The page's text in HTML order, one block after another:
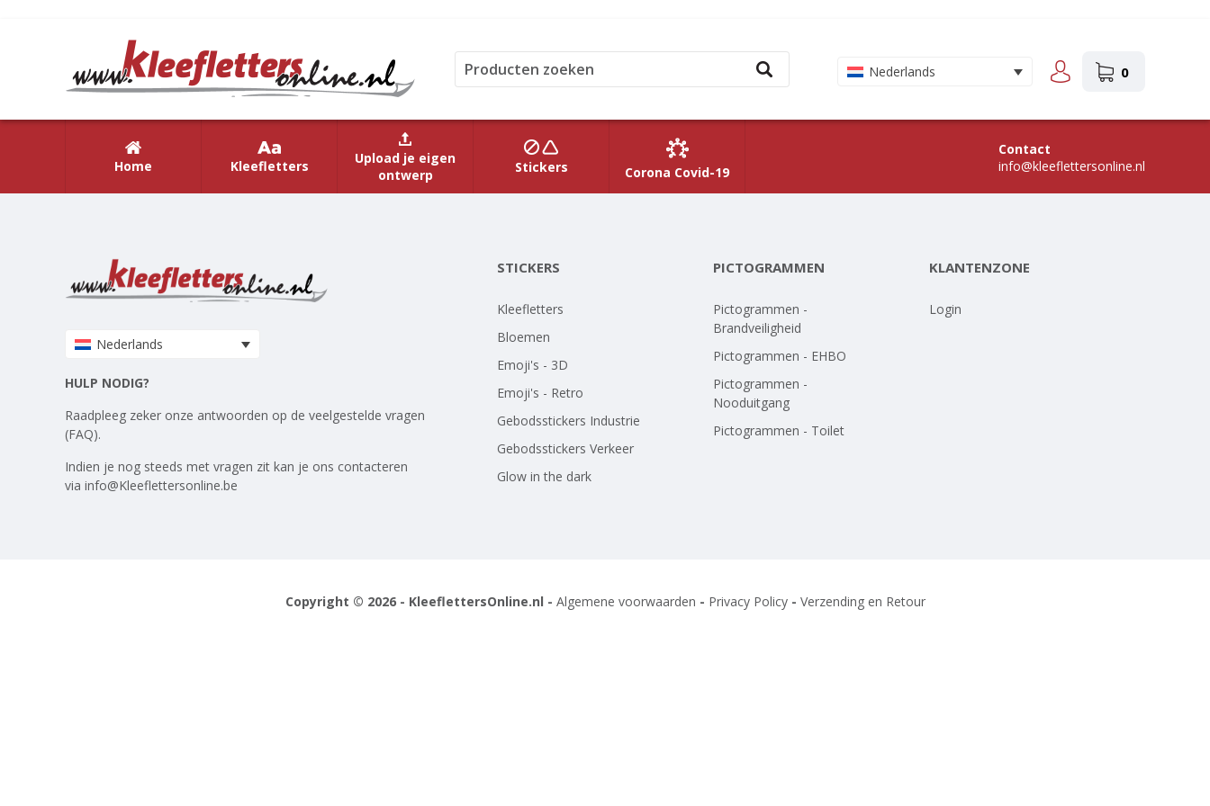
Nederlands 0
Home Kleefletters
Upload je eigen
ontwerp
Stickers Corona Covid-19
Contact
info@kleeflettersonline.nl
Nederlands
HULP NODIG?
Raadpleeg zeker onze antwoorden op de veelgestelde vragen
(FAQ).
Indien je nog steeds met vragen zit kan je ons contacteren
via info@Kleeflettersonline.be
STICKERS
Kleefletters
Bloemen
Emoji's - 3D
Emoji's - Retro
Gebodsstickers Industrie
Gebodsstickers Verkeer
Glow in the dark
PICTOGRAMMEN
Pictogrammen -
Brandveiligheid
Pictogrammen - EHBO
Pictogrammen -
Nooduitgang
Pictogrammen - Toilet
KLANTENZONE
Login
Copyright © 2026 - KleeflettersOnline.nl - Algemene voorwaarden - Privacy Policy- Verzending en Retour